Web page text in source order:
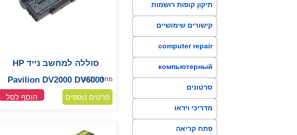
תיקון קופות רושמות
קישורים שימושיים
computer repair
компьютерный
техник
סרטונים
מדריכי וידאו
פתח קריאה
סוללה למחשב נייד HP
Pavilion DV2000 DV6000מחיר: ₪320
פרטים נוספים הוסף לסל